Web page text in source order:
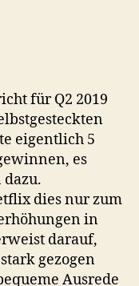
für Q2 2019
eigentlich 5
es
dies nur zum
in
darauf,
gezogen
Ausrede